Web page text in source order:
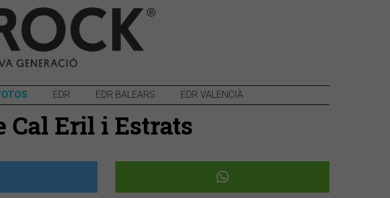
EDR EDR BALEARS EDR VALENCIÀ
Cal Eril i Estrats